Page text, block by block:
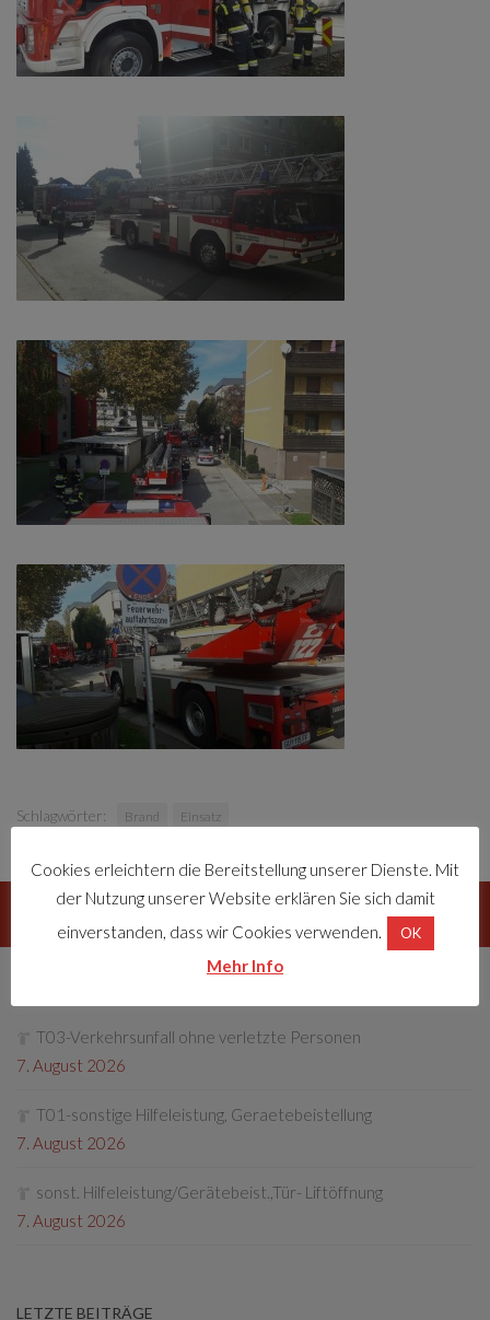
Schlagwörter: Brand Einsatz
T03-Verkehrsunfall ohne verletzte Personen
7. August 2026
T01-sonstige Hilfeleistung, Geraetebeistellung
7. August 2026
sonst. Hilfeleistung/Gerätebeist.,Tür- Liftöffnung
7. August 2026
LETZTE BEITRÄGE
Cookies erleichtern die Bereitstellung unserer Dienste. Mit
der Nutzung unserer Website erklären Sie sich damit
einverstanden, dass wir Cookies verwenden.
OK
Mehr Info